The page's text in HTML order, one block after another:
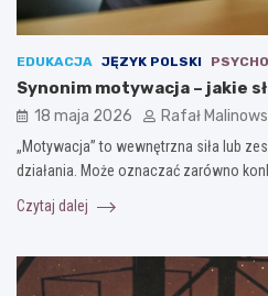
EDUKACJA JĘZYK POLSKI
Synonim motywacja – jakie
18 maja 2026 Rafał
„Motywacja” to wewnętrzna siła lub
działania. Może oznaczać zarówno
Czytaj dalej